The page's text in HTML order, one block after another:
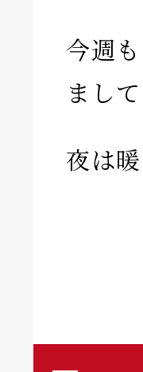
今週
まし
夜は